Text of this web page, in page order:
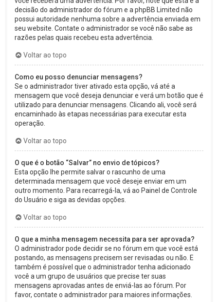
decisão do administrador do fórum e a phpBB Limited não
possui autoridade nenhuma sobre a advertência enviada em
seu website. Contate o administrador se você não sabe as
razões pelas quais recebeu esta advertência.
Voltar ao topo
Como eu posso denunciar mensagens?
Se o administrador tiver ativado esta opção, vá até a
mensagem que você deseja denunciar e verá um botão que é
utilizado para denunciar mensagens. Clicando ali, você será
encaminhado às etapas necessárias para executar esta
operação.
Voltar ao topo
O que é o botão “Salvar” no envio de tópicos?
Esta opção lhe permite salvar o rascunho de uma
determinada mensagem que você deseje enviar em um
outro momento. Para recarregá-la, vá ao Painel de Controle
do Usuário e siga as devidas opções.
Voltar ao topo
O que a minha mensagem necessita para ser aprovada?
O administrador pode decidir se no fórum em que você está
postando, as mensagens precisem ser revisadas ou não. E
também é possível que o administrador tenha adicionado
você a um grupo de usuários que precise ter suas
mensagens aprovadas antes de enviá-las ao fórum. Por
favor, contate o administrador para maiores informações.